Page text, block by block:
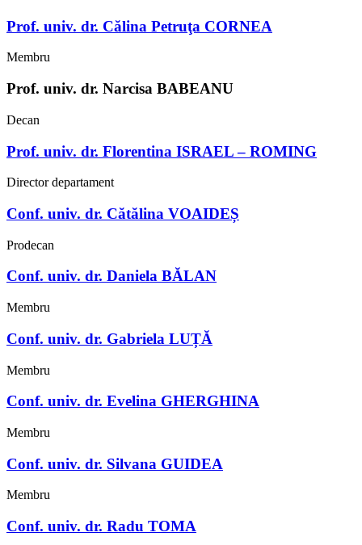
Prof. univ. dr. Călina Petruţa CORNEA
Membru
Prof. univ. dr. Narcisa BABEANU
Decan
Prof. univ. dr. Florentina ISRAEL – ROMING
Director departament
Conf. univ. dr. Cătălina VOAIDEȘ
Prodecan
Conf. univ. dr. Daniela BĂLAN
Membru
Conf. univ. dr. Gabriela LUȚĂ
Membru
Conf. univ. dr. Evelina GHERGHINA
Membru
Conf. univ. dr. Silvana GUIDEA
Membru
Conf. univ. dr. Radu TOMA